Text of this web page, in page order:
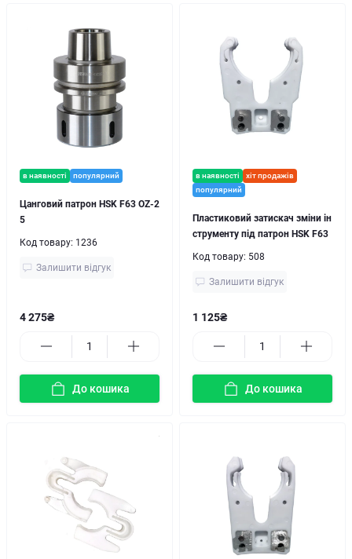
в наявності популярний
Цанговий патрон HSK F63 OZ-2
5
Код товару: 1236
Залишити відгук
4 275₴
До кошика
в наявності
хіт продажів
популярний
Пластиковий затискач зміни ін
струменту під патрон HSK F63
Код товару: 508
Залишити відгук
1 125₴
До кошика